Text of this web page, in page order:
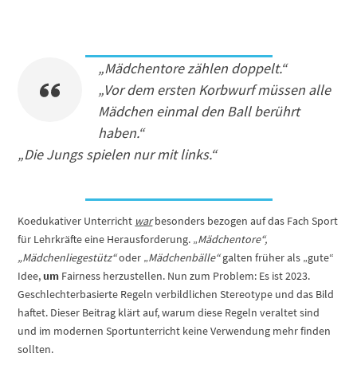
„Mädchentore zählen doppelt.“
„Vor dem ersten Korbwurf müssen alle
Mädchen einmal den Ball berührt
haben.“
„Die Jungs spielen nur mit links.“
Koedukativer Unterricht warbesonders bezogen auf das Fach Sport
für Lehrkräfte eine Herausforderung. „Mädchentore“,
„Mädchenliegestütz“oder „Mädchenbälle“galten früher als „gute“
Idee,um Fairness herzustellen. Nun zum Problem: Es ist 2023.
Geschlechterbasierte Regeln verbildlichen Stereotype und das Bild
haftet. Dieser Beitrag klärt auf, warum diese Regeln veraltet sind
und im modernen Sportunterricht keine Verwendung mehr finden
sollten.